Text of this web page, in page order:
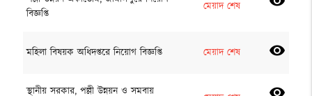
বিজ্ঞপ্তি
মেয়াদ শেষ
মহিলা বিষয়ক অধিদপ্তরে নিয়োগ বিজ্ঞপ্তি মেয়াদ শেষ visibility
স্থানীয় সরকার, পল্লী উন্নয়ন ও সমবায়